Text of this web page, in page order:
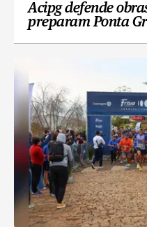
Acipg defende
preparam Ponta